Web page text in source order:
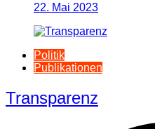
22. Mai 2023
Politik
Publikationen
Transparenz